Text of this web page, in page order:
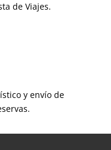
de Viajes.
y envío de